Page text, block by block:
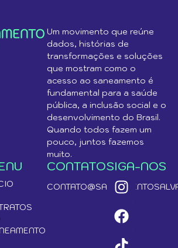
Um movimento que reúne
dados, histórias de
transformações e soluções
que mostram como o
acesso ao saneamento é
fundamental para a saúde
pública, a inclusão social e o
desenvolvimento do Brasil.
Quando todos fazem um
pouco, juntos fazemos
muito.
CONTATOSIGA-NOS